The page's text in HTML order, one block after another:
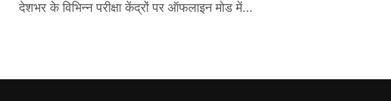
देशभर के विभिन्न परीक्षा केंद्रों पर ऑफलाइन मोड में...